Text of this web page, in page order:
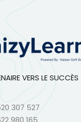
VERS LE SUCCÈS
307 527
980 165